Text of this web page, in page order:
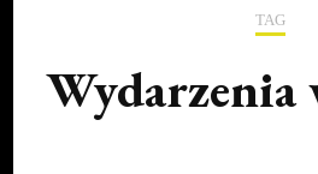
TAG
Wydarzenia